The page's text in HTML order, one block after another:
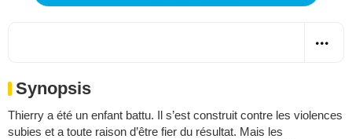
Synopsis
Thierry a été un enfant battu. Il s’est construit contre les violences
subies et a toute raison d’être fier du résultat. Mais les